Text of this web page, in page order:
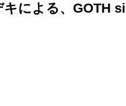
キによる、GOTH